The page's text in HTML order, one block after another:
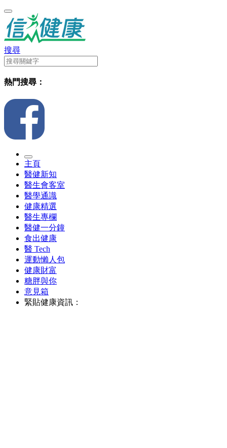
搜尋
熱門搜尋：
主頁
醫健新知
醫生會客室
醫學通識
健康精選
醫生專欄
醫健一分鐘
食出健康
醫 Tech
運動懶人包
健康財富
糖胖與你
意見箱
緊貼健康資訊：